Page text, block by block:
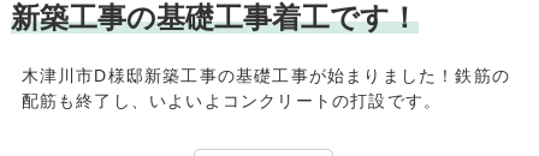
新築工事の基礎工事着工です！
木津川市D様邸新築工事の基礎工事が始まりました！鉄筋の
配筋も終了し、いよいよコンクリートの打設です。